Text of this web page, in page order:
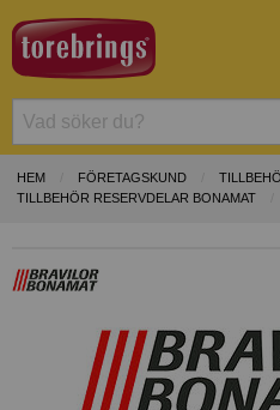
HEM FÖRETAGSKUND
TILLBEHÖR RESERVDELAR BONAMAT